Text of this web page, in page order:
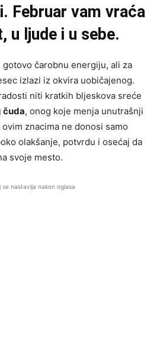
Februar vam vraća
u ljude i u sebe.
čarobnu energiju, ali za
izlazi iz okvira uobičajenog.
niti kratkih bljeskova sreće
čuda, onog koje menja unutrašnji
znacima ne donosi samo
olakšanje, potvrdu i osećaj da
svoje mesto.
se nastavlja nakon oglasa